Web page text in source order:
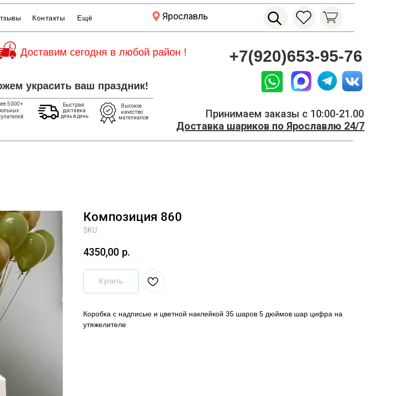
Контакты Ярославль
Ещё
+7(920)653-95-76
Принимаем заказы с 10:00-21.00
Доставка шариков по Ярославлю 24/7
Быстрая
доставка
5000 +
Высокое
качество
украсить ваш праздник!
мателиалов
день в день
Доставим сегодня в любой район !
Композиция 860
SKU:
4350,00 р.
Купить
Коробка с надписью и цветной наклейкой 35 шаров 5 дюймов шар цифра на
утяжелителе